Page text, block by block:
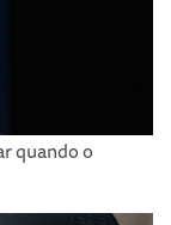
quando o